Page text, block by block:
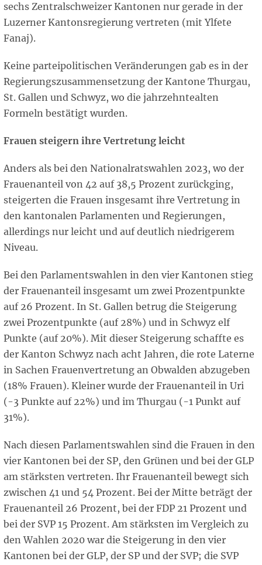
sechs Zentralschweizer Kantonen nur gerade in der
Luzerner Kantonsregierung vertreten (mit Ylfete
Fanaj).
Keine parteipolitischen Veränderungen gab es in der
Regierungszusammensetzung der Kantone Thurgau,
St. Gallen und Schwyz, wo die jahrzehntealten
Formeln bestätigt wurden.
Frauen steigern ihre Vertretung leicht
Anders als bei den Nationalratswahlen 2023, wo der
Frauenanteil von 42 auf 38,5 Prozent zurückging,
steigerten die Frauen insgesamt ihre Vertretung in
den kantonalen Parlamenten und Regierungen,
allerdings nur leicht und auf deutlich niedrigerem
Niveau.
Bei den Parlamentswahlen in den vier Kantonen stieg
der Frauenanteil insgesamt um zwei Prozentpunkte
auf 26 Prozent. In St. Gallen betrug die Steigerung
zwei Prozentpunkte (auf 28%) und in Schwyz elf
Punkte (auf 20%). Mit dieser Steigerung schaffte es
der Kanton Schwyz nach acht Jahren, die rote Laterne
in Sachen Frauenvertretung an Obwalden abzugeben
(18% Frauen). Kleiner wurde der Frauenanteil in Uri
(-3 Punkte auf 22%) und im Thurgau (-1 Punkt auf
31%).
Nach diesen Parlamentswahlen sind die Frauen in den
vier Kantonen bei der SP, den Grünen und bei der GLP
am stärksten vertreten. Ihr Frauenanteil bewegt sich
zwischen 41 und 54 Prozent. Bei der Mitte beträgt der
Frauenanteil 26 Prozent, bei der FDP 21 Prozent und
bei der SVP 15 Prozent. Am stärksten im Vergleich zu
den Wahlen 2020 war die Steigerung in den vier
Kantonen bei der GLP, der SP und der SVP; die SVP